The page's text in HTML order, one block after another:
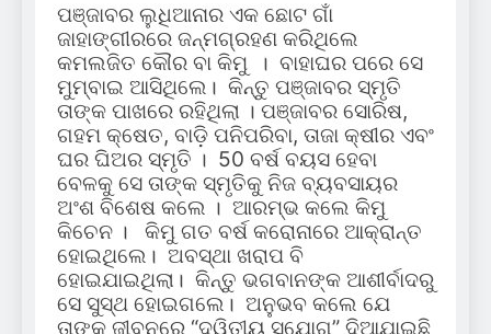
ପଞ୍ଜାବର ଲୁଧିଆନାର ଏକ ଛୋଟ ଗାଁ
ଜାହାଙ୍ଗୀରରେ ଜନ୍ମଗ୍ରହଣ କରିଥିଲେ
କମଲଜିତ କୌର ବା କିମୁ । ବାହାଘର ପରେ ସେ
ମୁମ୍ବାଇ ଆସିଥିଲେ। କିନ୍ତୁ ପଞ୍ଜାବର ସ୍ମୃତି
ତାଙ୍କ ପାଖରେ ରହିଥିଲା । ପଞ୍ଜାବର ସୋରିଷ,
ଗହମ କ୍ଷେତ, ବାଡ଼ି ପନିପରିବା, ତାଜା କ୍ଷୀର ଏବଂ
ଘର ଘିଅର ସ୍ମୃତି । 50 ବର୍ଷ ବୟସ ହେବା
ବେଳକୁ ସେ ତାଙ୍କ ସ୍ମୃତିକୁ ନିଜ ବ୍ୟବସାୟର
ଅଂଶ ବିଶେଷ କଲେ । ଆରମ୍ଭ କଲେ କିମୁ
କିଚେନ । କିମୁ ଗତ ବର୍ଷ କରୋନାରେ ଆକ୍ରାନ୍ତ
ହୋଇଥିଲେ। ଅବସ୍ଥା ଖରାପ ବି
ହୋଇଯାଇଥିଲା। କିନ୍ତୁ ଭଗବାନଙ୍କ ଆଶୀର୍ବାଦରୁ
ସେ ସୁସ୍ଥ ହୋଇଗଲେ। ଅନୁଭବ କଲେ ଯେ
ତାଙ୍କୁ ଜୀବନରେ “ଦ୍ୱିତୀୟ ସୁଯୋଗ” ଦିଆଯାଇଛି